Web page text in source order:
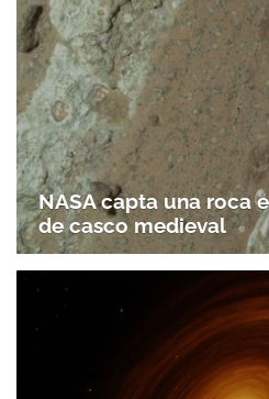
NASA capta una roca
de casco medieval